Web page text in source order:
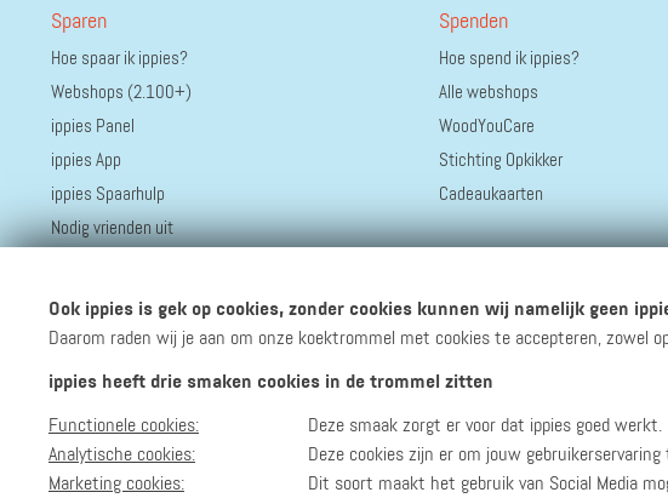
Sparen
Hoe spaar ik ippies?
Webshops (2.100+)
ippies Panel
ippies App
ippies Spaarhulp
Nodig vrienden uit
Spenden
Hoe spend ik ippies?
Alle webshops
WoodYouCare
Stichting Opkikker
Cadeaukaarten
Volg ippies Blijf op de hoogte van het groeiende aantal winkels, winacties en
Ook ippies is gek op cookies, zonder cookies kunnen wij namelijk geen
Daarom raden wij je aan om onze koektrommel met cookies te accepteren, zowel
ippies heeft drie smaken cookies in de trommel zitten
Functionele cookies:
Deze smaak zorgt er voor dat ippies goed werkt.
Analytische cookies:
Deze cookies zijn er om jouw
Marketing cookies:
Dit soort maakt het gebruik van Social Media